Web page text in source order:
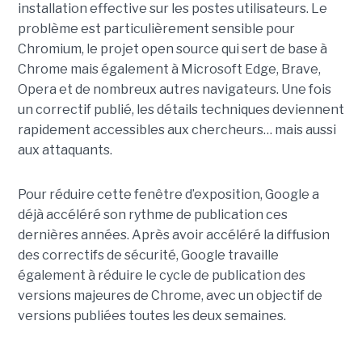
installation effective sur les postes utilisateurs. Le
problème est particulièrement sensible pour
Chromium, le projet open source qui sert de base à
Chrome mais également à Microsoft Edge, Brave,
Opera et de nombreux autres navigateurs. Une fois
un correctif publié, les détails techniques deviennent
rapidement accessibles aux chercheurs… mais aussi
aux attaquants.
Pour réduire cette fenêtre d’exposition, Google a
déjà accéléré son rythme de publication ces
dernières années. Après avoir accéléré la diffusion
des correctifs de sécurité, Google travaille
également à réduire le cycle de publication des
versions majeures de Chrome, avec un objectif de
versions publiées toutes les deux semaines.